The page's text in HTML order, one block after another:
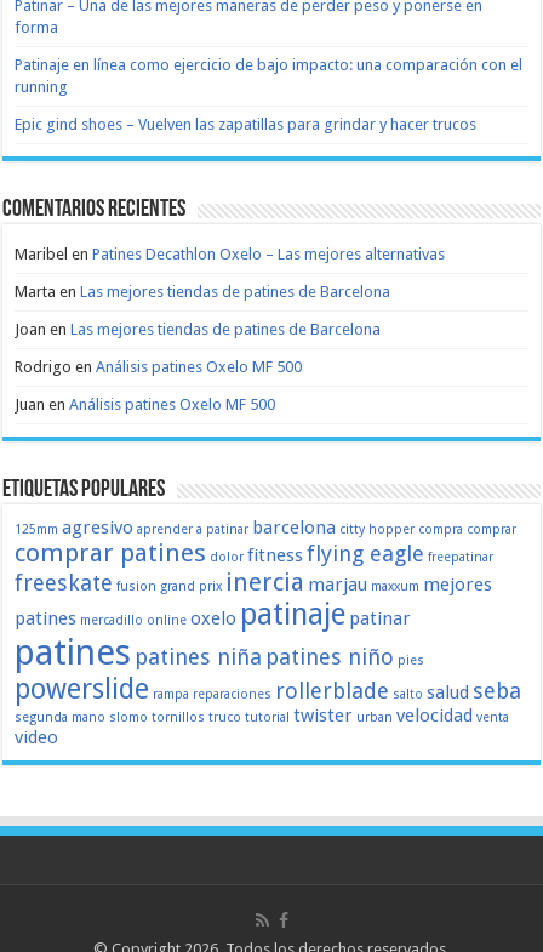
Patinar – Una de las mejores maneras de perder peso y ponerse en
forma
Patinaje en línea como ejercicio de bajo impacto: una comparación con el
running
Epic gind shoes – Vuelven las zapatillas para grindar y hacer trucos
Comentarios recientes
Maribel enPatines Decathlon Oxelo – Las mejores alternativas
Marta enLas mejores tiendas de patines de Barcelona
Joan enLas mejores tiendas de patines de Barcelona
Rodrigo enAnálisis patines Oxelo MF 500
Juan enAnálisis patines Oxelo MF 500
Etiquetas populares
125mm agresivo aprender a patinar barcelona citty hopper compra comprar
comprar patines dolor fitnessflying eagle freepatinar
freeskate fusion grand prix inercia marjau maxxum mejores
patines mercadillo online oxelo patinaje patinar
patines patines niña patines niño pies
powerslide rampa reparaciones rollerblade salto salud seba
segunda mano slomo tornillos truco tutorial twister urban velocidad venta
video